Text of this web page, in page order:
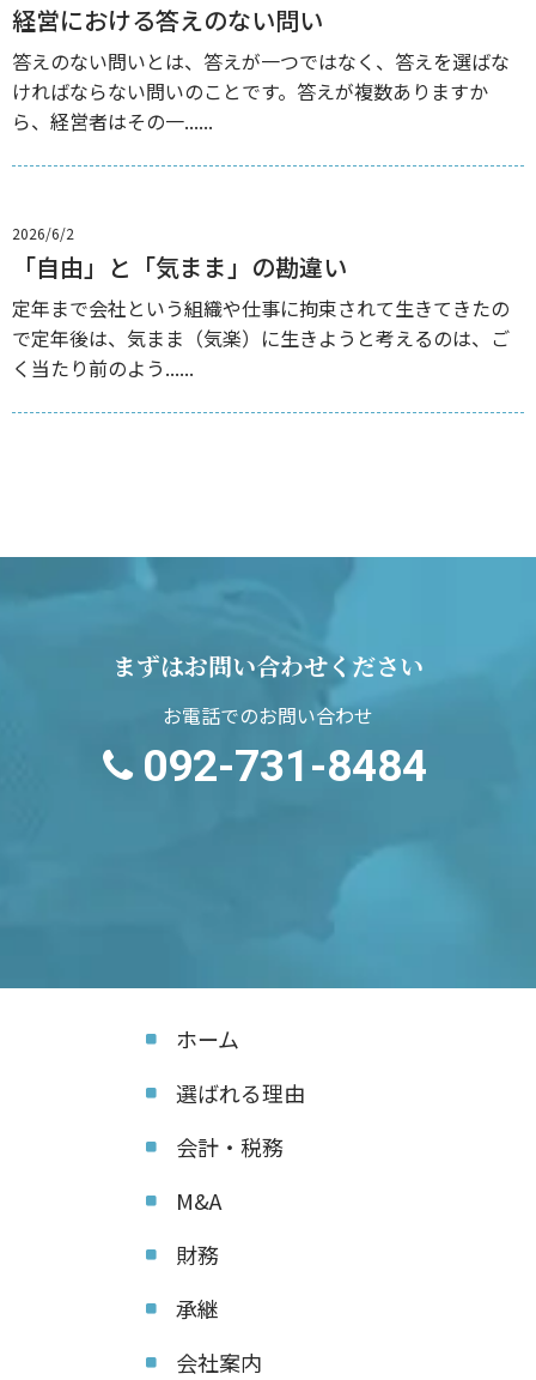
経営における答えのない問い
答えのない問いとは、答えが一つではなく、答えを選ばな
ければならない問いのことです。答えが複数ありますか
ら、経営者はその一......
2026/6/2
「自由」と「気まま」の勘違い
定年まで会社という組織や仕事に拘束されて生きてきたの
で定年後は、気まま（気楽）に生きようと考えるのは、ご
く当たり前のよう......
まずはお問い合わせください
お電話でのお問い合わせ
092-731-8484
ホーム
選ばれる理由
会計・税務
M&A
財務
承継
会社案内